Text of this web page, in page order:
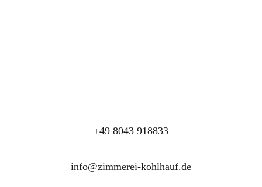
+49 8043 918833
info@zimmerei-kohlhauf.de